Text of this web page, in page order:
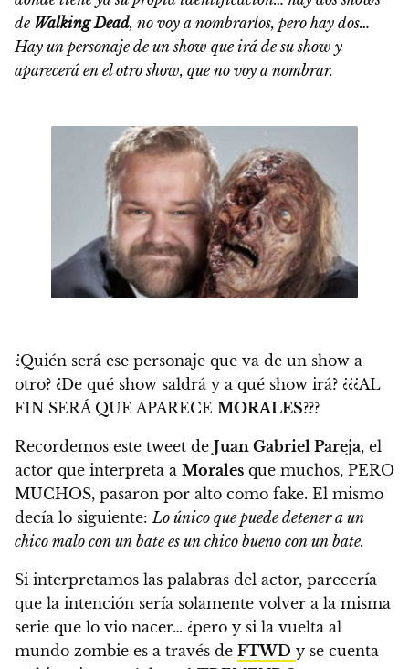
de Walking Dead, no voy a nombrarlos, pero hay dos…
Hay un personaje de un show que irá de su show y
aparecerá en el otro show, que no voy a nombrar.
¿Quién será ese personaje que va de un show a
otro? ¿De qué show saldrá y a qué show irá? ¿¿¿AL
FIN SERÁ QUE APARECE MORALES???
Recordemos este tweet de Juan Gabriel Pareja, el
actor que interpreta a Morales que muchos, PERO
MUCHOS, pasaron por alto como fake. El mismo
decía lo siguiente:Lo único que puede detener a un
chico malo con un bate es un chico bueno con un bate.
Si interpretamos las palabras del actor, parecería
que la intención sería solamente volver a la misma
serie que lo vio nacer… ¿pero y si la vuelta al
mundo zombie es a través de FTWD y se cuenta